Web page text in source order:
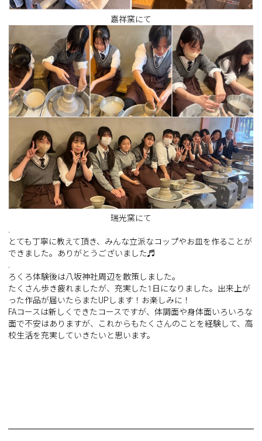
嘉祥窯にて
瑞光窯にて
.
とても丁寧に教えて頂き、みんな立派なコップやお皿を作ることが
できました。ありがとうございました♬
.
ろくろ体験後は八坂神社周辺を散策しました。
たくさん歩き疲れましたが、充実した1日になりました。出来上が
った作品が届いたらまたUPします！お楽しみに！
FAコースは新しくできたコースですが、体調面や身体面いろいろな
面で不安はありますが、これからもたくさんのことを経験して、高
校生活を充実していきたいと思います。